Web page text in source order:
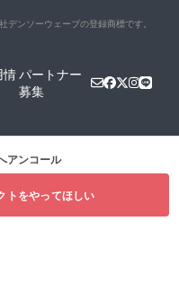
デンソーウェーブの登録商標です。
情パートナー
募集
アンコール
トをやってほしい